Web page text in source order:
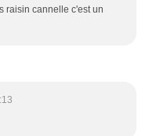
raisin cannelle c'est un